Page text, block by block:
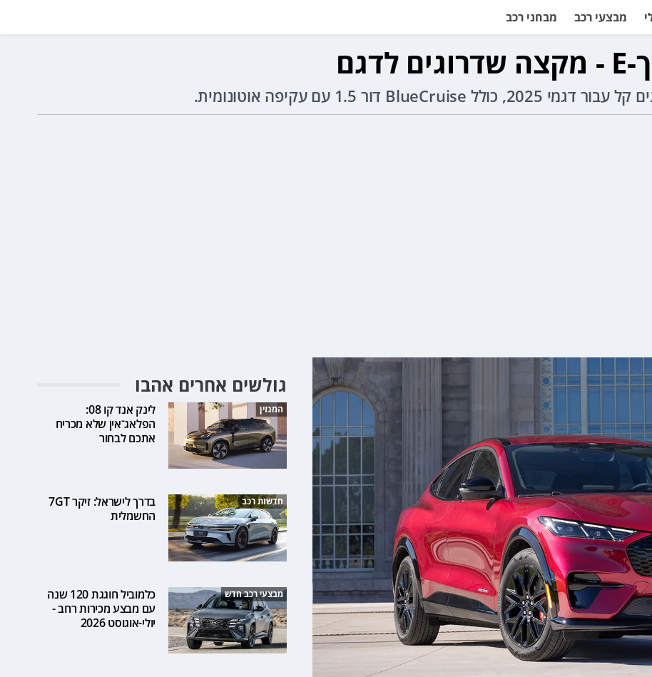
מבצעי רכב מבחני רכב
גולשים אחרים אהבו
המגזין
לינק אנד קו 08:
הפלאג־אין שלא מכריח
אתכם לבחור
חדשות רכב
בדרך לישראל: זיקר 7GT
החשמלית
מבצעי רכב חדש
כלמוביל חוגגת 120 שנה
עם מבצע מכירות רחב -
יולי-אוגוסט 2026